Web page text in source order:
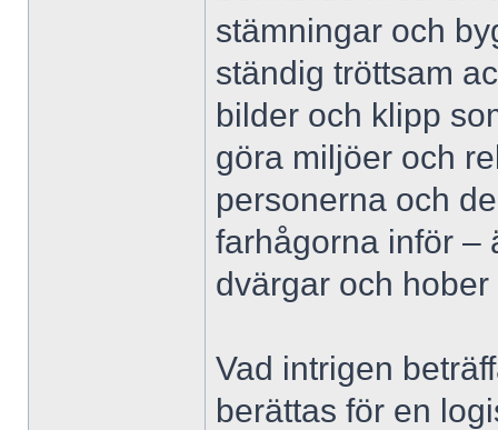
stämningar och
ständig tröttsam
bilder och klipp
göra miljöer och
personerna och
farhågorna inför –
dvärgar och
Vad intrigen
berättas för en